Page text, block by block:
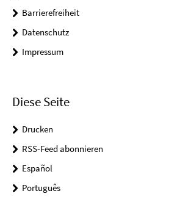
Barrierefreiheit
Datenschutz
Impressum
Diese Seite
Drucken
RSS-Feed abonnieren
Español
Português